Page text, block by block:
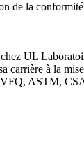
de la
UL
carrière à la
ASTM,